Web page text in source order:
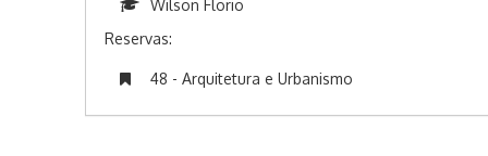
Wilson Florio
Reservas:
48 - Arquitetura e Urbanismo